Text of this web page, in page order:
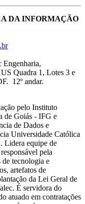
DA INFORMAÇÃO
Engenharia,
Quadra 1, Lotes 3 e
12º andar.
pelo Instituto
de Goiás - IFG e
de Dados e
Universidade Católica
Lidera equipe de
pela
de tecnologia e
artefatos de
da Lei Geral de
É servidora do
atuado em contratações